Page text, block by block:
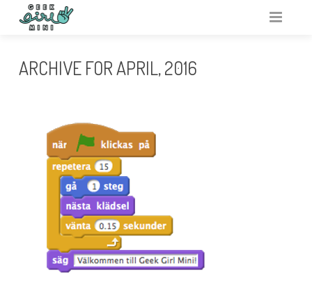
RESURSER
ARCHIVE FOR APRIL, 2016